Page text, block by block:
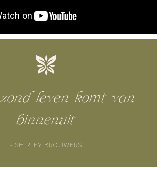
leven komt van
binnenuit
- SHIRLEY BROUWERS